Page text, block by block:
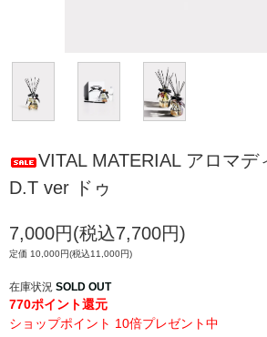
VITAL MATERIAL アロマデ
D.T ver ドゥ
7,000円(税込7,700円)
定価 10,000円(税込11,000円)
在庫状況 SOLD OUT
770ポイント還元
ショップポイント 10倍プレゼント中